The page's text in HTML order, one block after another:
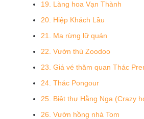
19. Làng hoa Vạn Thành
20. Hiệp Khách Lầu
21. Ma rừng lữ quán
22. Vườn thú Zoodoo
23. Giá vé thăm quan Thác
24. Thác Pongour
25. Biệt thự Hằng Nga (Crazy
26. Vườn hồng nhà Tom